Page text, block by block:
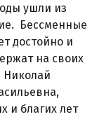
ушли из
Бессменные
достойно и
на своих
Николай
и благих лет